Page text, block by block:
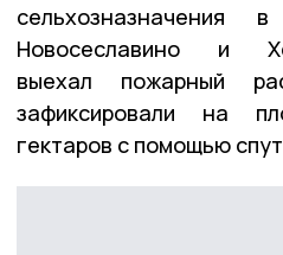
сельхозназначения
Новосеславино и
выехал пожарный
зафиксировали на
гектаров с помощью